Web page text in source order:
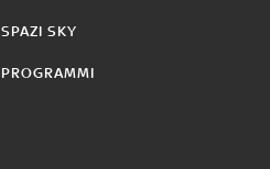
SPAZI SKY
PROGRAMMI